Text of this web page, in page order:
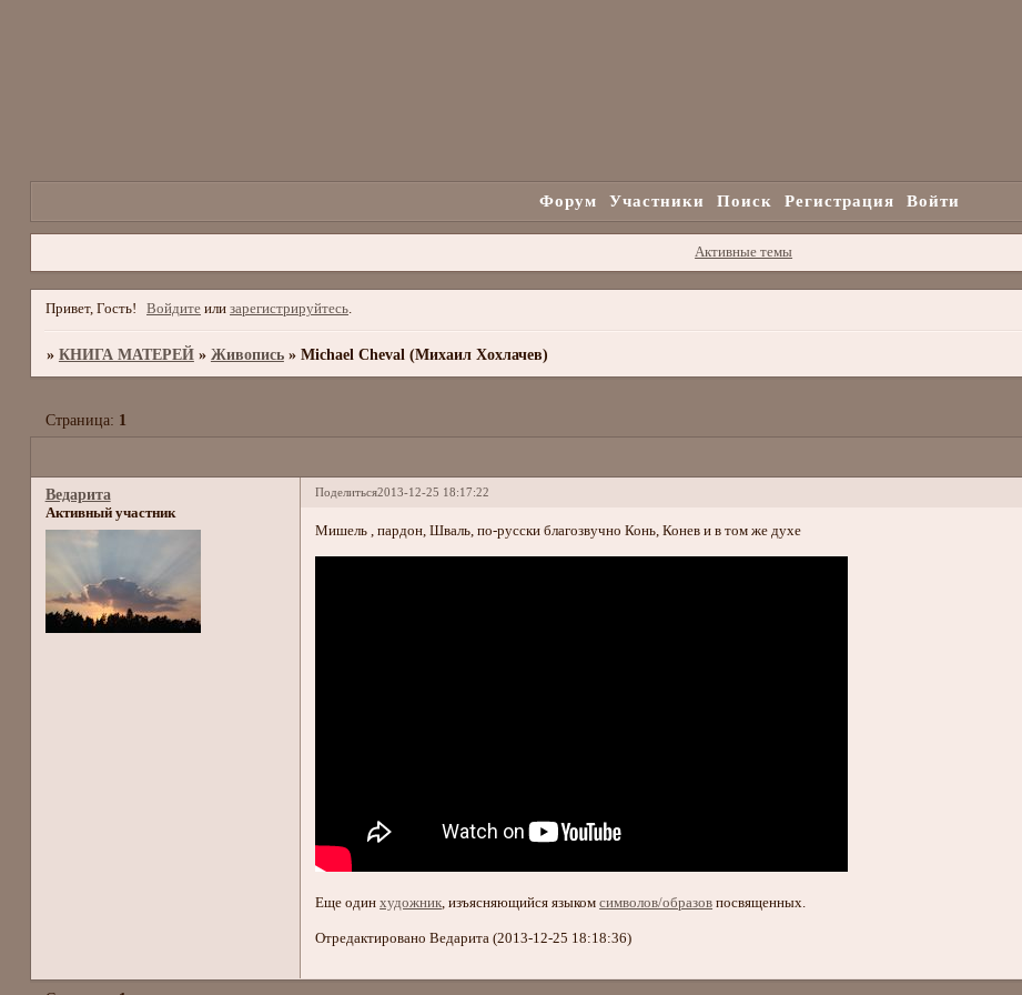
Форум Участники Поиск Регистрация Войти
Активные темы
Привет, Гость! Войдите или зарегистрируйтесь
» КНИГА МАТЕРЕЙ » Живопись » Michael Cheval (Михаил Хохлачев)
Страница: 1
Поделиться2013-12-25 18:17:22
Ведарита
Активный участник
Мишель , пардон, Шваль, по-русски благозвучно Конь, Конев и в том же духе
Еще одинхудожник, изъясняющийся языкомсимволов/образов посвященных.
Отредактировано Ведарита (2013-12-25 18:18:36)